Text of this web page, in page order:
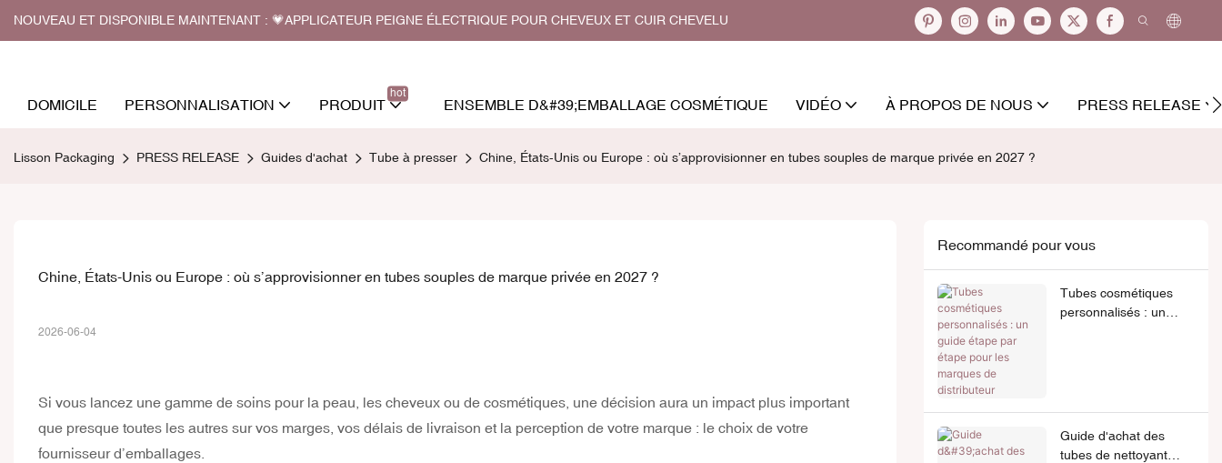
NOUVEAU ET DISPONIBLE MAINTENANT : 💗APPLICATEUR PEIGNE ÉLECTRIQUE POUR CHEVEUX ET CUIR CHEVELU
DOMICILE PERSONNALISATION PRODUIT
hot
ENSEMBLE D&#39;EMBALLAGE COSMÉTIQUE VIDÉO À PROPOS DE NOUS PRESS RELEASE
Lisson Packaging PRESS RELEASE Guides d'achat Tube à presser Chine, États-Unis ou Europe : où s’approvisionner en tubes souples de marque privée en 2027 ?
Chine, États-Unis ou Europe : où s’approvisionner en tubes souples de marque privée en 2027 ?
2026-06-04
Si vous lancez une gamme de soins pour la peau, les cheveux ou de cosmétiques, une décision aura un impact plus important
que presque toutes les autres sur vos marges, vos délais de livraison et la perception de votre marque : le choix de votre
fournisseur d’emballages.
Recommandé pour vous
Tubes cosmétiques
personnalisés : un
Guide d'achat des
tubes de nettoyant